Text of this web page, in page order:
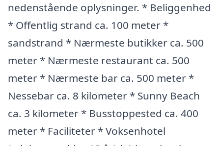
nedenstående oplysninger. * Beliggenhed
* Offentlig strand ca. 100 meter *
sandstrand * Nærmeste butikker ca. 500
meter * Nærmeste restaurant ca. 500
meter * Nærmeste bar ca. 500 meter *
Nessebar ca. 8 kilometer * Sunny Beach
ca. 3 kilometer * Busstoppested ca. 400
meter * Faciliteter * Voksenhotel